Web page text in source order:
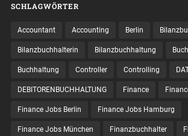
SCHLAGWÖRTER
Accountant Accounting Berlin
Bilanzbuchhalterin Bilanzbuchhaltung
Buchhaltung Controller Controlling
DEBITORENBUCHHALTUNG Finance
Finance Jobs Berlin Finance Jobs Hamburg
Finance Jobs München Finanzbuchhalter